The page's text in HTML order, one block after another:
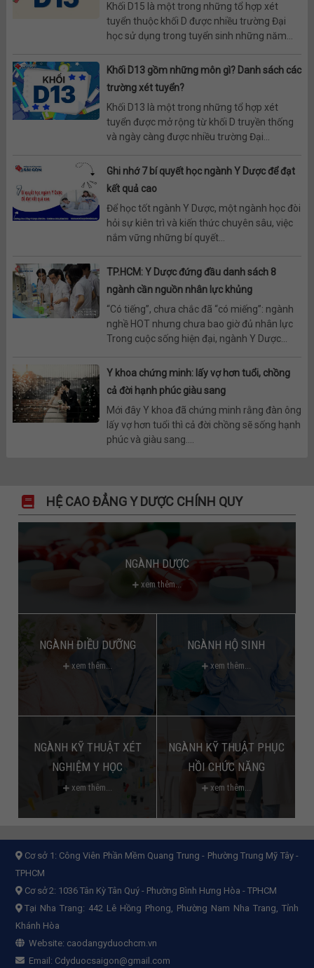
Khối D15 là một trong những tổ hợp xét
tuyển thuộc khối D được nhiều trường Đại
học sử dụng trong tuyển sinh những năm...
Khối D13 gồm những môn gì? Danh sách các
trường xét tuyển?
Khối D13 là một trong những tổ hợp xét
tuyển được mở rộng từ khối D truyền thống
và ngày càng được nhiều trường Đại...
Ghi nhớ 7 bí quyết học ngành Y Dược để đạt
kết quả cao
Để học tốt ngành Y Dược, một ngành học đòi
hỏi sự kiên trì và kiến thức chuyên sâu, việc
nắm vững những bí quyết...
TP.HCM: Y Dược đứng đầu danh sách 8
ngành cần nguồn nhân lực khủng
“Có tiếng”, chưa chắc đã “có miếng”: ngành
nghề HOT nhưng chưa bao giờ đủ nhân lực
Trong cuộc sống hiện đại, ngành Y Dược...
Y khoa chứng minh: lấy vợ hơn tuổi, chồng
cả đời hạnh phúc giàu sang
Mới đây Y khoa đã chứng minh rằng đàn ông
lấy vợ hơn tuổi thì cả đời chồng sẽ sống hạnh
phúc và giàu sang....
HỆ CAO ĐẲNG Y DƯỢC CHÍNH QUY
NGÀNH DƯỢC
xem thêm...
NGÀNH ĐIỀU DƯỠNG
xem thêm...
NGÀNH HỘ SINH
xem thêm...
NGÀNH KỸ THUẬT XÉT
NGHIỆM Y HỌC
xem thêm...
NGÀNH KỸ THUẬT PHỤC
HỒI CHỨC NĂNG
xem thêm...
Cơ sở 1: Công Viên Phần Mềm Quang Trung - Phường Trung Mỹ Tây -
TPHCM
Cơ sở 2: 1036 Tân Kỳ Tân Quý - Phường Bình Hưng Hòa - TPHCM
Tại Nha Trang: 442 Lê Hồng Phong, Phường Nam Nha Trang, Tỉnh
Khánh Hòa
Website: caodangyduochcm.vn
Email: Cdyduocsaigon@gmail.com